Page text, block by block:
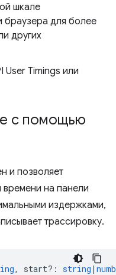
шкале
браузера для более
других
User Timings или
с помощью
и позволяет
времени на панели
издержками,
трассировку.
, start? : string |